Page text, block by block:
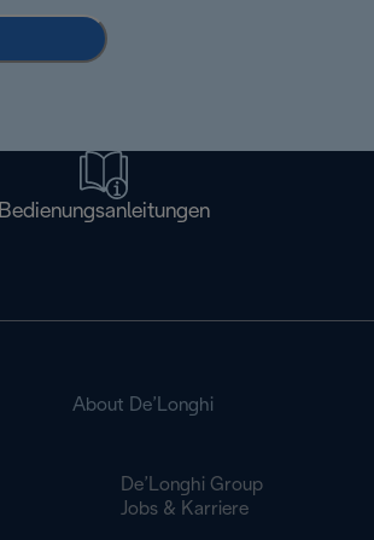
Bedienungsanleitungen
About De’Longhi
De’Longhi Group
Jobs & Karriere